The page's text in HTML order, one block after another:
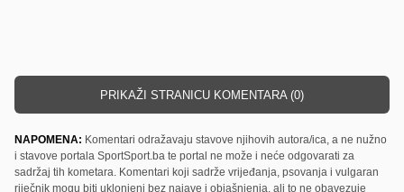
PRIKAŽI STRANICU KOMENTARA (0)
NAPOMENA: Komentari odražavaju stavove njihovih autora/ica, a ne nužno
i stavove portala SportSport.ba te portal ne može i neće odgovarati za
sadržaj tih kometara. Komentari koji sadrže vrijeđanja, psovanja i vulgaran
riječnik mogu biti uklonjeni bez najave i objašnjenja, ali to ne obavezuje